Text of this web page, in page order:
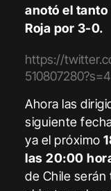
anotó el tanto
Roja por 3-0.
https://
Ahora las
siguiente
ya el próximo
las 20:00
de Chile